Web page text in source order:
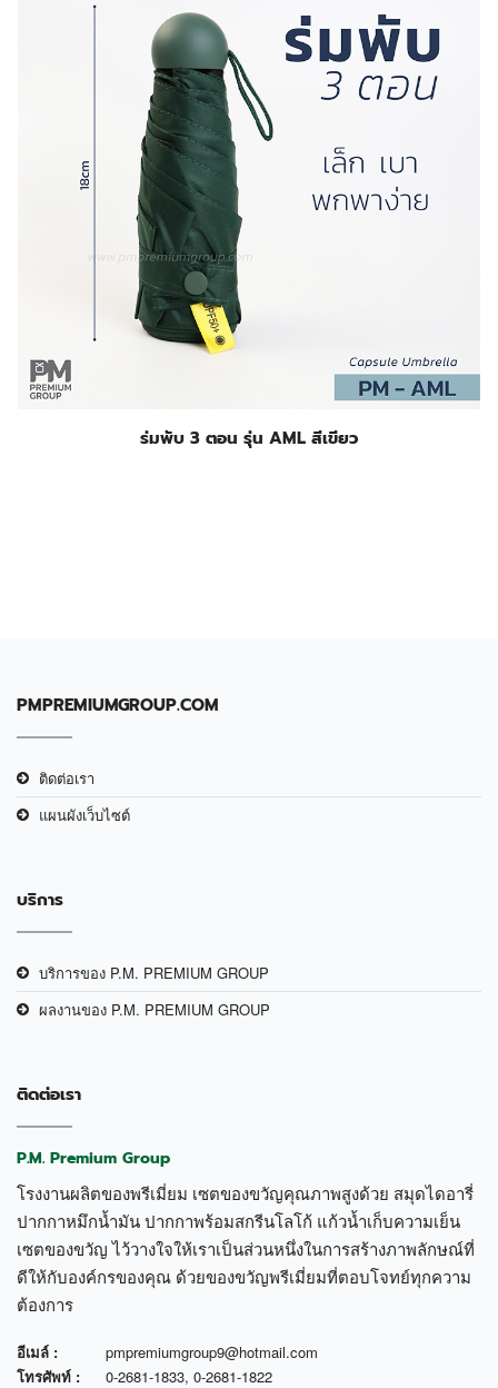
ร่มพับ 3 ตอน รุ่น AML สีเขียว
PMPREMIUMGROUP.COM
ติดต่อเรา
แผนผังเว็บไซต์
บริการ
บริการของ P.M. PREMIUM GROUP
ผลงานของ P.M. PREMIUM GROUP
ติดต่อเรา
P.M. Premium Group
โรงงานผลิตของพรีเมี่ยม เซตของขวัญคุณภาพสูงด้วย สมุดไดอารี่
ปากกาหมึกน้ำมัน ปากกาพร้อมสกรีนโลโก้ แก้วน้ำเก็บความเย็น
เซตของขวัญ ไว้วางใจให้เราเป็นส่วนหนึ่งในการสร้างภาพลักษณ์ที่
ดีให้กับองค์กรของคุณ ด้วยของขวัญพรีเมี่ยมที่ตอบโจทย์ทุกความ
ต้องการ
อีเมล์ :
pmpremiumgroup9@hotmail.com
โทรศัพท์ :
0-2681-1833, 0-2681-1822